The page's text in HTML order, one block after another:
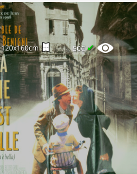
120x160cm 50€✔